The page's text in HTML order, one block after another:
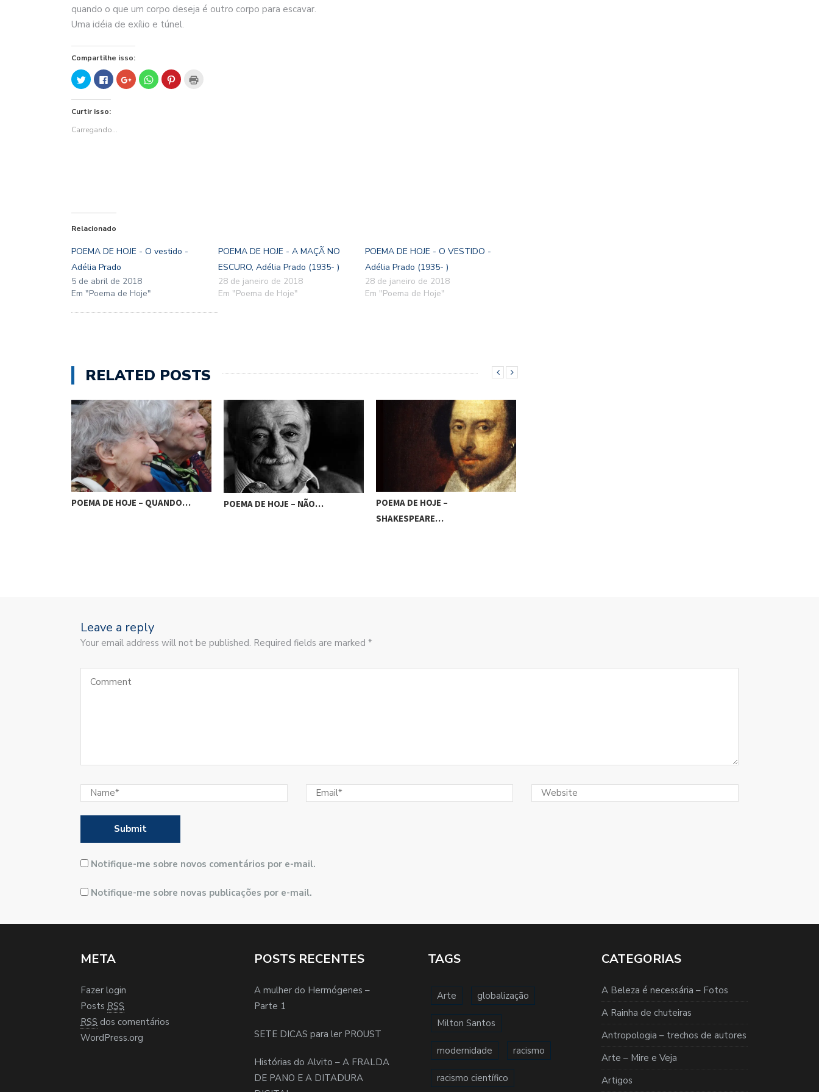
quando o que um corpo deseja é outro corpo para escavar.
Uma idéia de exílio e túnel.
Compartilhe isso:
Clique
para
compartilhar
no
em
janela)
Clique
para
compartilhar
no
em
janela)
Compartilhe
no
Google+
Clique
para
compartilhar
Clique
para
Curtir isso:
Carregando...
Relacionado
POEMA DE HOJE - O vestido -
Adélia Prado
5 de abril de 2018
Em "Poema de Hoje"
POEMA DE HOJE - A MAÇÃ NO
ESCURO, Adélia Prado (1935- )
28 de janeiro de 2018
Em "Poema de Hoje"
POEMA DE HOJE - O VESTIDO -
Adélia Prado (1935- )
28 de janeiro de 2018
Em "Poema de Hoje"
RELATED POSTS
POEMA DE HOJE – QUANDO… POEMA DE HOJE – NÃO…
POEMA DE HOJE –
SHAKESPEARE…
Leave a reply
Your email address will not be published. Required fields are marked *
Notifique-me sobre novos comentários por e-mail.
Notifique-me sobre novas publicações por e-mail.
META
Fazer login
Posts RSS
RSS dos comentários
WordPress.org
POSTS RECENTES
A mulher do Hermógenes –
Parte 1
SETE DICAS para ler PROUST
Histórias do Alvito – A FRALDA
DE PANO E A DITADURA
TAGS
Arte globalização
Milton Santos
modernidade racismo
racismo científico
CATEGORIAS
A Beleza é necessária – Fotos
A Rainha de chuteiras
Antropologia – trechos de autores
Arte – Mire e Veja
Artigos